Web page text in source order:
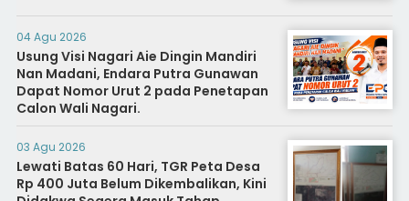
04 Agu 2026
Usung Visi Nagari Aie Dingin Mandiri
Nan Madani, Endara Putra Gunawan
Dapat Nomor Urut 2 pada Penetapan
Calon Wali Nagari.
03 Agu 2026
Lewati Batas 60 Hari, TGR Peta Desa
Rp 400 Juta Belum Dikembalikan, Kini